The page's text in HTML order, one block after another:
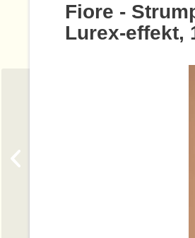
Fiore -
Lurex-effekt,